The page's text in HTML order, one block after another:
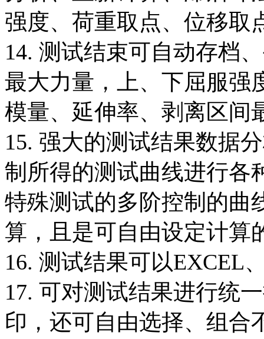
强度、荷重取点、位移取
14. 测试结束可自动存档
最大力量，上、下屈服强
模量、延伸率、剥离区间
15. 强大的测试结果数据
制所得的测试曲线进行各
特殊测试的多阶控制的曲
算，且是可自由设定计算
16. 测试结果可以EXCEL
17. 可对测试结果进行统
印，还可自由选择、组合